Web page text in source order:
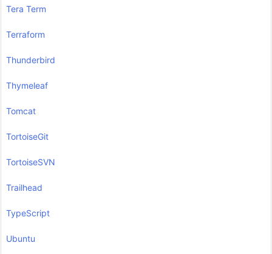
Tera Term
Terraform
Thunderbird
Thymeleaf
Tomcat
TortoiseGit
TortoiseSVN
Trailhead
TypeScript
Ubuntu